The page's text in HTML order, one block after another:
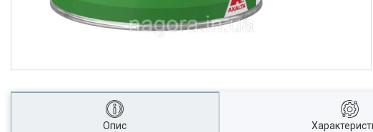
Опис